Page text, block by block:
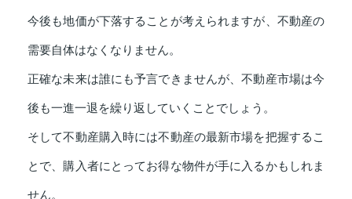
今後も地価が下落することが考えられますが、不動産の
需要自体はなくなりません。
正確な未来は誰にも予言できませんが、不動産市場は今
後も一進一退を繰り返していくことでしょう。
そして不動産購入時には不動産の最新市場を把握するこ
とで、購入者にとってお得な物件が手に入るかもしれま
せん。